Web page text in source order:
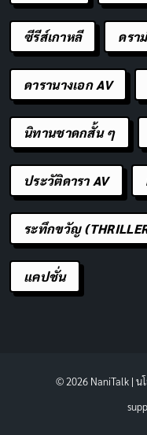
ซีรีส์เกาหลี ดรา
ดารานางเอก AV
นิทานชาดกสั้น ๆ
ประวัติดารา AV
ระทึกขวัญ
แคปชั่น
© 2026 NaniTalk | น